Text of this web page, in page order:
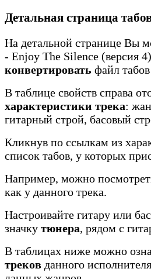
Детальная страница
На детальной странице Вы
- Enjoy The Silence (версия
конвертировать файл
В таблице свойств справа
характеристики трека:
гитарный строй, басовый
Кликнув по ссылкам из
список табов, у которых
Например, можно
как у данного трека.
Настроивайте гитару или
значку тюнера, рядом с
В таблицах ниже можно
треков данного